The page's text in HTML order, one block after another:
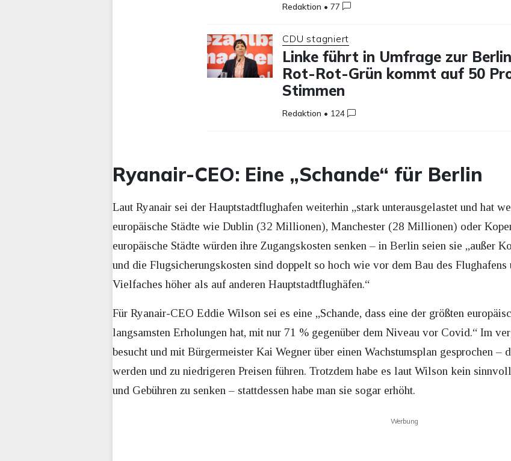
Redaktion •77
CDU stagniert
Linke führt in Umfrage zur
Rot-Rot-Grün kommt auf 50
Stimmen
Redaktion • 124
Ryanair-CEO: Eine „Schande“ für Berlin
Laut Ryanair sei der Hauptstadtflughafen weiterhin „stark unterausgelastet und hat
europäische Städte wie Dublin (32 Millionen), Manchester (28 Millionen) oder
europäische Städte würden ihre Zugangskosten senken – in Berlin seien sie „außer
und die Flugsicherungskosten sind doppelt so hoch wie vor dem Bau des Flughafens
Vielfaches höher als auf anderen Hauptstadtflughäfen.“
Für Ryanair-CEO Eddie Wilson sei es eine „Schande, dass eine der größten
langsamsten Erholungen hat, mit nur 71 % gegenüber dem Niveau vor Covid.“ Im
besucht und mit Bürgermeister Kai Wegner über einen Wachstumsplan gesprochen
werden und zu niedrigeren Preisen führen. Trotzdem habe es laut Wilson kein
und Gebühren zu senken – stattdessen habe man sie sogar erhöht.
Werbung